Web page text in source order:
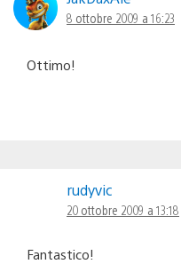
8 ottobre 2009 a 16:23
Ottimo!
rudyvic
20 ottobre 2009 a 13:18
Fantastico!